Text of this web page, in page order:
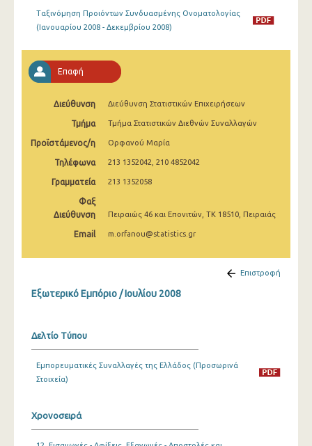
Αυγούστου 2025
Ιουνίου 2025
Απριλίου 2025
Μαρτίου 2025
Φεβρουαρίου 2025
Δεκεμβρίου 2024
Σεπτεμβρίου 2024
Ιουνίου 2024
Απριλίου 2024
Ταξινόμηση Προιόντων Συνδυασμένης Ονοματολογίας
(Ιανουαρίου 2008 - Δεκεμβρίου 2008)
Επαφή
Διεύθυνση Διεύθυνση Στατιστικών Επιχειρήσεων
Τμήμα Τμήμα Στατιστικών Διεθνών Συναλλαγών
Προϊστάμενος/η Ορφανού Μαρία
Τηλέφωνα 213 1352042, 210 4852042
Γραμματεία 213 1352058
Φαξ
Διεύθυνση
Πειραιώς 46 και Επονιτών, ΤΚ 18510, Πειραιάς
Email m.orfanou@statistics.gr
Επιστροφή
Εξωτερικό Εμπόριο / Ιουλίου 2008
Δελτίο Τύπου
Εμπορευματικές Συναλλαγές της Ελλάδος (Προσωρινά
Στοιχεία)
Χρονοσειρά